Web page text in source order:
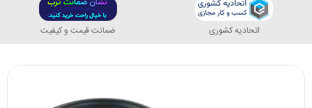
اتحادیه کشوری ضمانت قیمت و کیفیت